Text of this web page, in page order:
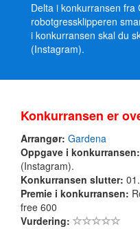
Delta i konkurransen fra
robotgressklipperen
i konkurransen skal du
(Instagram).
Konkurransen er
Arrangør: Gardena
Oppgave i konkurransen:
(Instagram).
Konkurransen slutter:
Premie i konkurransen:
free 600
Vurdering: